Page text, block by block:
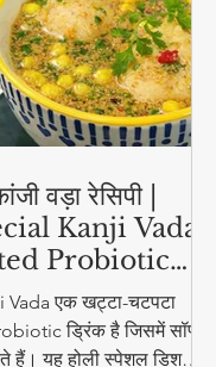
वड़ा रेसिपी |
Kanji Vada |
Probiotic
Vada एक खट्टा-चटपटा